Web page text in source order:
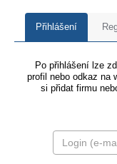
Přihlášení
Po přihlášení lze
profil nebo odkaz na
si přidat firmu